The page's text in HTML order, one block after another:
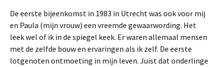
De eerste bijeenkomst in 1983 in Utrecht was ook voor mij
en Paula (mijn vrouw) een vreemde gewaarwording. Het
leek wel of ik in de spiegel keek. Er waren allemaal mensen
met de zelfde bouw en ervaringen als ik zelf. De eerste
lotgenoten ontmoeting in mijn leven. Juist dat onderlinge